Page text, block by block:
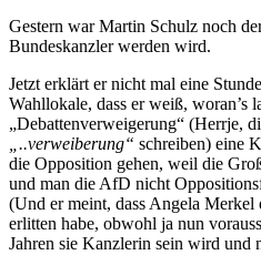
Gestern war Martin Schulz noch
Bundeskanzler werden wird.
Jetzt erklärt er nicht mal eine
Wahllokale, dass er weiß, woran’s
„Debattenverweigerung“ (Herrje,
„..verweiberung“ schreiben) eine
die Opposition gehen, weil die
und man die AfD nicht
(Und er meint, dass Angela Merkel
erlitten habe, obwohl ja nun
Jahren sie Kanzlerin sein wird und